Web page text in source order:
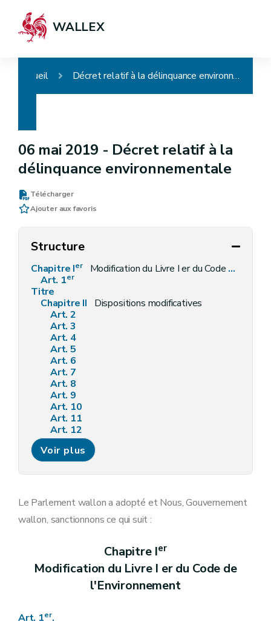
WALLEX
Accueil Décret relatif à la délinquance environnementale
06 mai 2019 - Décret relatif à la
délinquance environnementale
Télécharger
Ajouter aux favoris
Structure
Chapitre Ier
Modification du Livre I er du Code de l'Environnement
Art. 1er
Titre
Chapitre II
Dispositions modificatives
Art. 2
Art. 3
Art. 4
Art. 5
Art. 6
Art. 7
Art. 8
Art. 9
Art. 10
Art. 11
Art. 12
Art. 13
Art. 14
Art. 15
Art. 18
Art. 20
Art. 24
Art. 27
Voir plus
Le Parlement wallon a adopté et Nous, Gouvernement
wallon, sanctionnons ce qui suit :
Chapitre Ier
Modification du Livre I er du Code de
l'Environnement
Art. 1er.